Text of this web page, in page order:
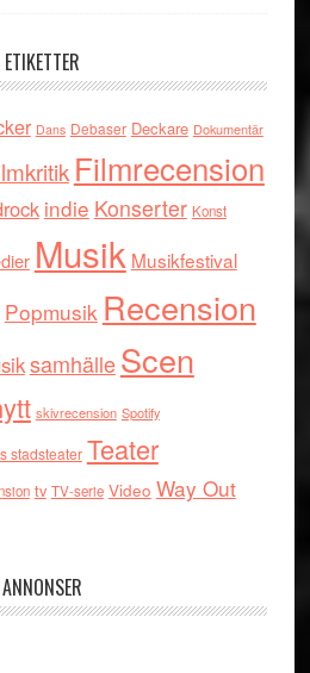
ETIKETTER
Dans Debaser Deckare Dokumentär
Filmrecension
indie Konserter Konst
Musik Musikfestival
Popmusik Recension
samhälleScen
skivrecension Spotify
stadsteater Teater
tv TV-serie Video Way Out
ANNONSER